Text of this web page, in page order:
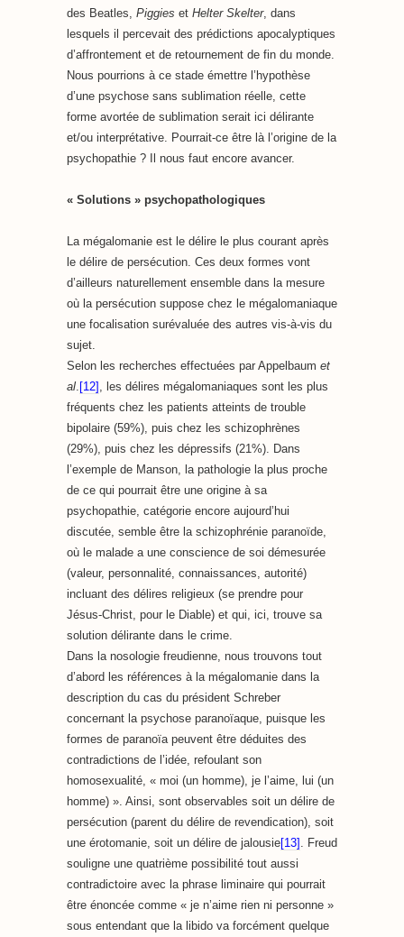
des Beatles, Piggies et Helter Skelter, dans
lesquels il percevait des prédictions apocalyptiques
d’affrontement et de retournement de fin du monde.
Nous pourrions à ce stade émettre l’hypothèse
d’une psychose sans sublimation réelle, cette
forme avortée de sublimation serait ici délirante
et/ou interprétative. Pourrait-ce être là l’origine de la
psychopathie ? Il nous faut encore avancer.
« Solutions » psychopathologiques
La mégalomanie est le délire le plus courant après
le délire de persécution. Ces deux formes vont
d’ailleurs naturellement ensemble dans la mesure
où la persécution suppose chez le mégalomaniaque
une focalisation surévaluée des autres vis-à-vis du
sujet.
Selon les recherches effectuées par Appelbaum et
al. [12] , les délires mégalomaniaques sont les plus
fréquents chez les patients atteints de trouble
bipolaire (59%), puis chez les schizophrènes
(29%), puis chez les dépressifs (21%). Dans
l’exemple de Manson, la pathologie la plus proche
de ce qui pourrait être une origine à sa
psychopathie, catégorie encore aujourd’hui
discutée, semble être la schizophrénie paranoïde,
où le malade a une conscience de soi démesurée
(valeur, personnalité, connaissances, autorité)
incluant des délires religieux (se prendre pour
Jésus-Christ, pour le Diable) et qui, ici, trouve sa
solution délirante dans le crime.
Dans la nosologie freudienne, nous trouvons tout
d’abord les références à la mégalomanie dans la
description du cas du président Schreber
concernant la psychose paranoïaque, puisque les
formes de paranoïa peuvent être déduites des
contradictions de l’idée, refoulant son
homosexualité, « moi (un homme), je l’aime, lui (un
homme) ». Ainsi, sont observables soit un délire de
persécution (parent du délire de revendication), soit
une érotomanie, soit un délire de jalousie[13] . Freud
souligne une quatrième possibilité tout aussi
contradictoire avec la phrase liminaire qui pourrait
être énoncée comme « je n’aime rien ni personne »
sous entendant que la libido va forcément quelque